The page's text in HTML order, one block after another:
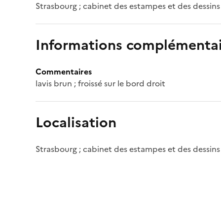
Strasbourg ; cabinet des estampes et des dessins
Informations
Commentaires
lavis brun ; froissé sur le bord droit
Localisation
Strasbourg ; cabinet des estampes et des dessins